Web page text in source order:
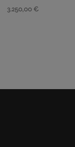
3.250,00 €